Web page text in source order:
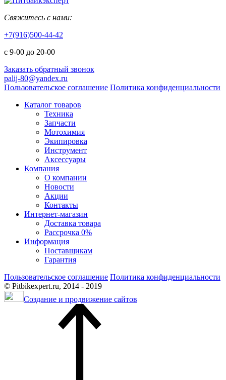
Свяжитесь с нами:
+7(916)500-44-42
с 9-00 до 20-00
Заказать обратный звонок
palij-80@yandex.ru
Пользовательское соглашение Политика конфиденциальности
Каталог товаров
Техника
Запчасти
Мотохимия
Экипировка
Инструмент
Аксессуары
Компания
О компании
Новости
Акции
Контакты
Интернет-магазин
Доставка товара
Рассрочка 0%
Информация
Поставщикам
Гарантия
Пользовательское соглашение Политика конфиденциальности
© Pitbikexpert.ru, 2014 - 2019
Создание и продвижение сайтов